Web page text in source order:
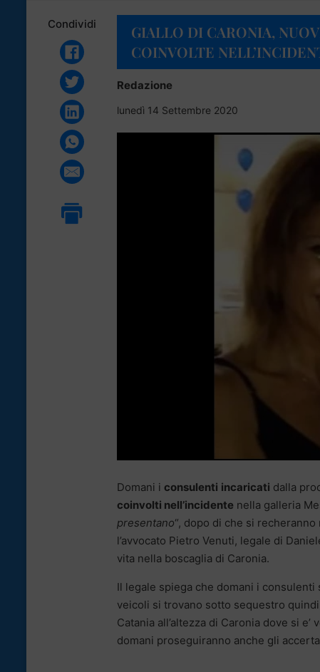
Condividi
GIALLO DI CARONIA,
COINVOLTE
Redazione
lunedì 14 Settembre 2020
Domani i consulenti incaricati dalla
coinvolti nell’incidente nella galleria
presentano“, dopo di che si
l’avvocato Pietro Venuti, legale di
vita nella boscaglia di Caronia.
Il legale spiega che domani i
veicoli si trovano sotto sequestro
Catania all’altezza di Caronia dove si e’
domani proseguiranno anche gli